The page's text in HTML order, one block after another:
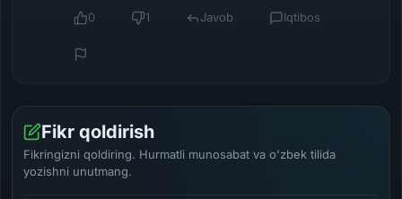
0 1 Javob Iqtibos
Fikr qoldirish
Fikringizni qoldiring. Hurmatli munosabat va o'zbek tilida
yozishni unutmang.